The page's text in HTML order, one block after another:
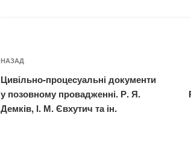
Навігація
записів
Попередній
запис:
НАЗАД
Цивільно-процесуальні документи
у позовному провадженні. Р. Я.
Демків, І. М. Євхутич та ін.